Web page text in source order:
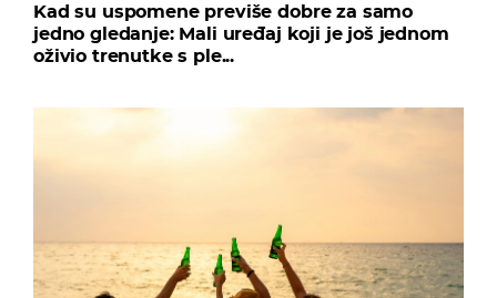
Kad su uspomene previše dobre za samo
jedno gledanje: Mali uređaj koji je još jednom
oživio trenutke s ple...